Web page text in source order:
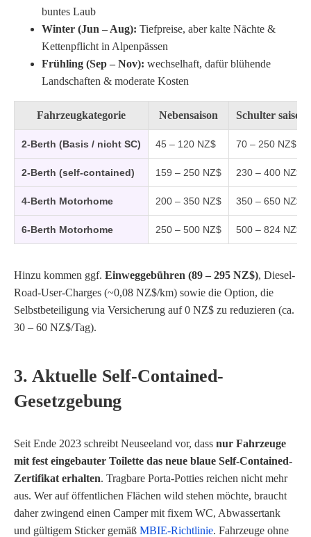
buntes Laub
Winter (Jun – Aug): Tiefpreise, aber kalte Nächte &
Kettenpflicht in Alpenpässen
Frühling (Sep – Nov): wechselhaft, dafür blühende
Landschaften & moderate Kosten
Fahrzeugkategorie Nebensaison Schulter saison
2-Berth (Basis / nicht SC) 45 – 120 NZ$ 70 – 250 NZ$
2-Berth (self-contained) 159 – 250 NZ$ 230 – 400 NZ$
4-Berth Motorhome 200 – 350 NZ$ 350 – 650 NZ$
6-Berth Motorhome 250 – 500 NZ$ 500 – 824 NZ$
Hinzu kommen ggf. Einweggebühren (89 – 295 NZ$), Diesel-
Road-User-Charges (~0,08 NZ$/km) sowie die Option, die
Selbstbeteiligung via Versicherung auf 0 NZ$ zu reduzieren (ca.
30 – 60 NZ$/Tag).
3. Aktuelle Self-Contained-
Gesetzgebung
Seit Ende 2023 schreibt Neuseeland vor, dass nur Fahrzeuge
mit fest eingebauter Toilette das neue blaue Self-Contained-
Zertifikat erhalten. Tragbare Porta-Potties reichen nicht mehr
aus. Wer auf öffentlichen Flächen wild stehen möchte, braucht
daher zwingend einen Camper mit fixem WC, Abwassertank
und gültigem Sticker gemäß MBIE-Richtlinie. Fahrzeuge ohne